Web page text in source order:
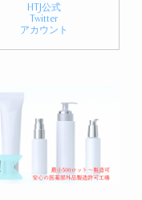
HTJ公式
Twitter
アカウント